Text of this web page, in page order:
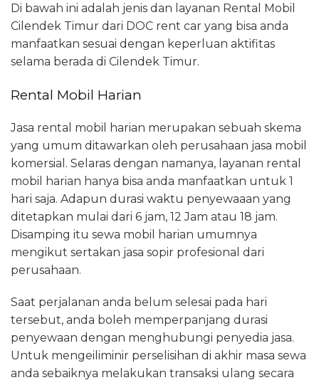
Di bawah ini adalah jenis dan layanan Rental Mobil
Cilendek Timur dari DOC rent car yang bisa anda
manfaatkan sesuai dengan keperluan aktifitas
selama berada di Cilendek Timur.
Rental Mobil Harian
Jasa rental mobil harian merupakan sebuah skema
yang umum ditawarkan oleh perusahaan jasa mobil
komersial. Selaras dengan namanya, layanan rental
mobil harian hanya bisa anda manfaatkan untuk 1
hari saja. Adapun durasi waktu penyewaaan yang
ditetapkan mulai dari 6 jam, 12 Jam atau 18 jam.
Disamping itu sewa mobil harian umumnya
mengikut sertakan jasa sopir profesional dari
perusahaan.
Saat perjalanan anda belum selesai pada hari
tersebut, anda boleh memperpanjang durasi
penyewaan dengan menghubungi penyedia jasa.
Untuk mengeiliminir perselisihan di akhir masa sewa
anda sebaiknya melakukan transaksi ulang secara